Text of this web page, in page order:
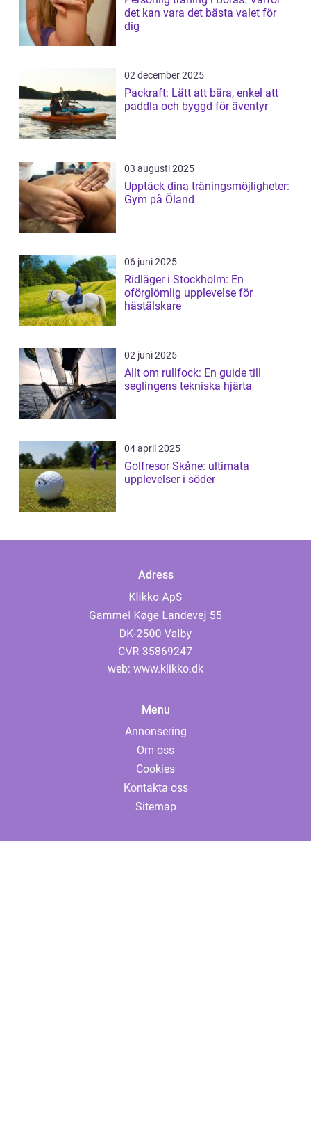
det kan vara det bästa valet för
dig
02 december 2025
Packraft: Lätt att bära, enkel att
paddla och byggd för äventyr
03 augusti 2025
Upptäck dina träningsmöjligheter:
Gym på Öland
06 juni 2025
Ridläger i Stockholm: En
oförglömlig upplevelse för
hästälskare
02 juni 2025
Allt om rullfock: En guide till
seglingens tekniska hjärta
04 april 2025
Golfresor Skåne: ultimata
upplevelser i söder
Adress
web: www.klikko.dk
Menu
Annonsering
Om oss
Cookies
Kontakta oss
Sitemap